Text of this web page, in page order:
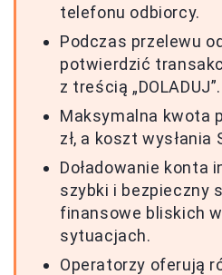
telefonu odbiorcy.
Podczas przelewu
potwierdzić
z treścią „DOLADUJ”.
Maksymalna kwota
zł, a koszt wysłania
Doładowanie konta
szybki i bezpieczny
finansowe bliskich w
sytuacjach.
Operatorzy oferują